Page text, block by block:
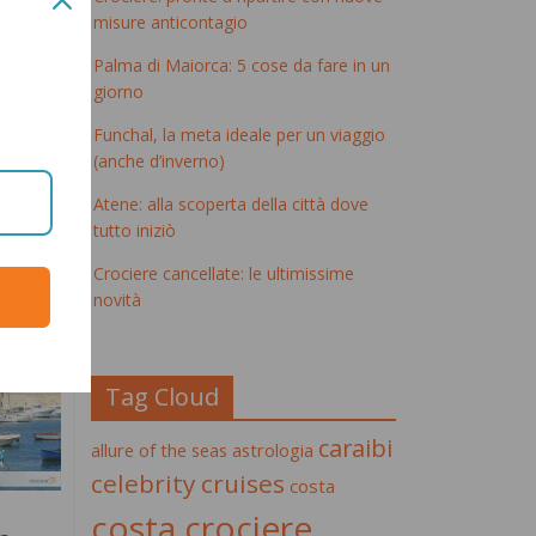
misure anticontagio
Palma di Maiorca: 5 cose da fare in un
giorno
Funchal, la meta ideale per un viaggio
(anche d’inverno)
Atene: alla scoperta della città dove
tutto iniziò
Crociere cancellate: le ultimissime
novità
Tag Cloud
allure of the seas astrologia caraibi
celebrity cruises costa